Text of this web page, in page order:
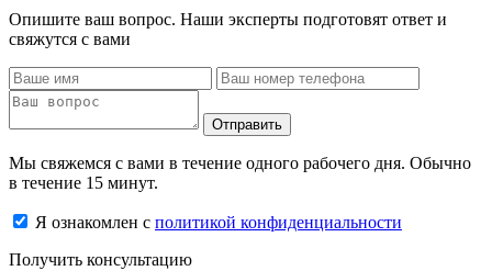
Опишите ваш вопрос. Наши эксперты подготовят ответ и
свяжутся с вами
Отправить
Мы свяжемся с вами в течение одного рабочего дня. Обычно
в течение 15 минут.
Я ознакомлен с политикой конфиденциальности
Получить консультацию